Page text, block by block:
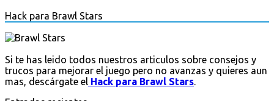
Hack para Brawl Stars
Si te has leido todos nuestros articulos sobre consejos y
trucos para mejorar el juego pero no avanzas y quieres aun
mas, descárgate el Hack para Brawl Stars.